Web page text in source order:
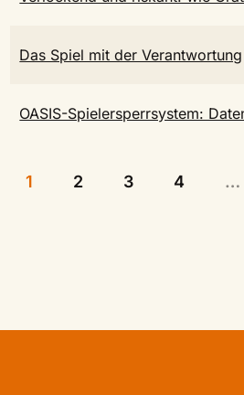
Das Spiel mit der Verantwortung
OASIS-Spielersperrsystem:
1 2 3 4 …